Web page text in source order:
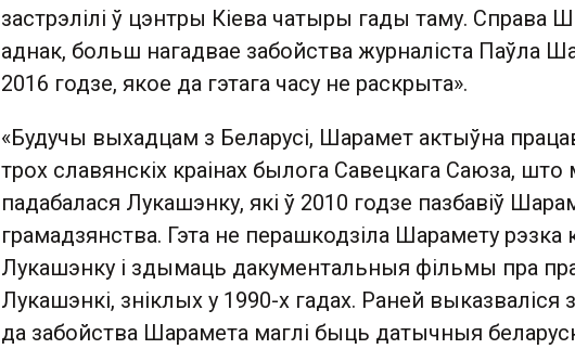
застрэлілі ў цэнтры Кіева чатыры гады таму. Справа
аднак, больш нагадвае забойства журналіста Паўла
2016 годзе, якое да гэтага часу не раскрыта».
«Будучы выхадцам з Беларусі, Шарамет актыўна
трох славянскіх краінах былога Савецкага Саюза, што
падабалася Лукашэнку, які ў 2010 годзе пазбавіў
грамадзянства. Гэта не перашкодзіла Шарамету
Лукашэнку і здымаць дакументальныя фільмы пра
Лукашэнкі, зніклых у 1990-х гадах. Раней выказваліся
да забойства Шарамета маглі быць датычныя